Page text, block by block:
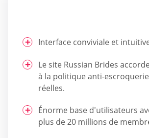
Interface conviviale et
Le site Russian Brides
à la politique anti-
réelles.
Énorme base d'utilisateurs
plus de 20 millions de